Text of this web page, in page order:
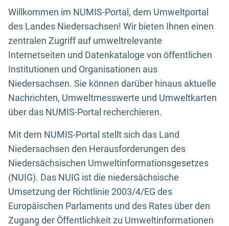
Willkommen im NUMIS-Portal, dem Umweltportal
des Landes Niedersachsen! Wir bieten Ihnen einen
zentralen Zugriff auf umweltrelevante
Internetseiten und Datenkataloge von öffentlichen
Institutionen und Organisationen aus
Niedersachsen. Sie können darüber hinaus aktuelle
Nachrichten, Umweltmesswerte und Umweltkarten
über das NUMIS-Portal recherchieren.
Mit dem NUMIS-Portal stellt sich das Land
Niedersachsen den Herausforderungen des
Niedersächsischen Umweltinformationsgesetzes
(NUIG). Das NUIG ist die niedersächsische
Umsetzung der Richtlinie 2003/4/EG des
Europäischen Parlaments und des Rates über den
Zugang der Öffentlichkeit zu Umweltinformationen